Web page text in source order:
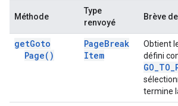
Méthode
Type
renvoyé
Brève
getGoto
Page( )
PageBreak
Item
Obtient
défini
GO_TO_
termine